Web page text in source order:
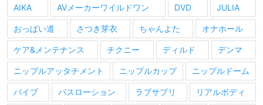
AIKA AVメーカーワイルドワン DVD JULIA
おっぱい道 さつき芽衣 ちゃんよた オナホール
ケア&メンテナンス チクニー ディルド デンマ
ニップルアッタチメント ニップルカップ ニップルドーム
バイブ バスローション ラブサプリ リアルボディ